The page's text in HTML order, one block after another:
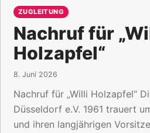
ZUGLEITUNG
Nachruf für
Holzapfel“
8. Juni 2026
Nachruf für „Willi Holzapfel“
Düsseldorf e.V. 1961 trauert
und ihren langjährigen